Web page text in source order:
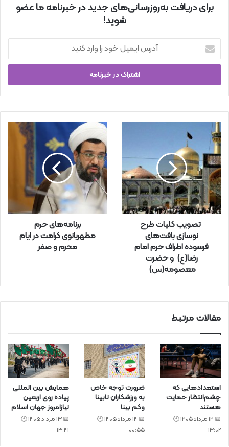
برای دریافت به‌روزرسانی‌های جدید در خبرنامه ما عضو
شوید!
ر
ا
ی
ل
خ
و
د
ر
ا
و
ا
ر
تصویب کلیات طرح
نوسازی بافت‌های
فرسوده اطراف حرم امام
رضا(ع) و حضرت
معصومه(س)
برنامه‌های حرم
مطهربانوی کرامت در ایام
محرم و صفر
مقالات مرتبط
استعدادهایی که
چشم‌انتظار حمایت
هستند
📅 14 مرداد 1405 🕙
13:02
ضرورت توجه خاص
به ورزشکاران نابینا
وکم بینا
📅 14 مرداد 1405 🕙
00:55
همایش بین المللی
پیاده روی اربعین
نیازامروز جهان اسلام
📅 13 مرداد 1405 🕙
13:41